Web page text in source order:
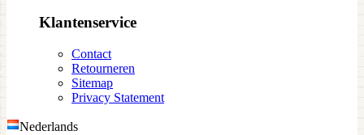
Klantenservice
Contact
Retourneren
Sitemap
Privacy Statement
Nederlands